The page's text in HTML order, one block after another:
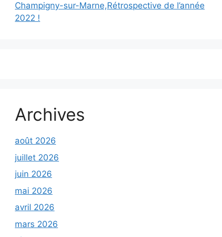
Champigny-sur-Marne,Rétrospective de l’année
2022 !
Archives
août 2026
juillet 2026
juin 2026
mai 2026
avril 2026
mars 2026